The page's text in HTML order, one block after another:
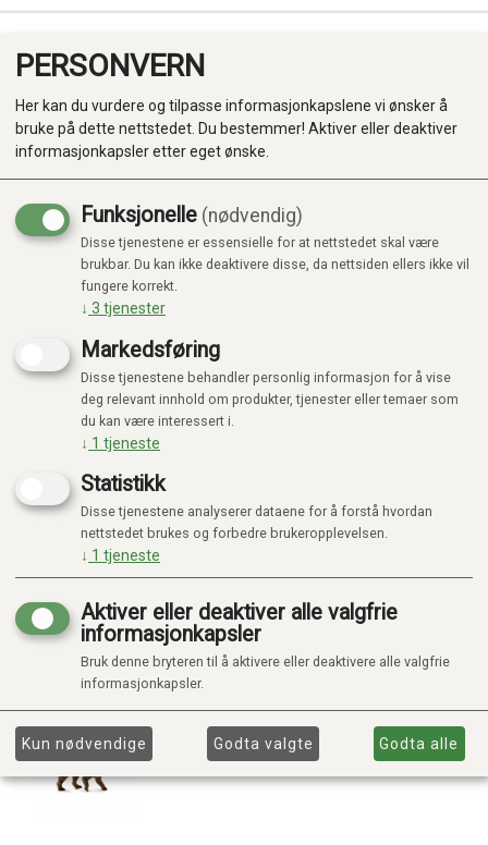
Produkter
Kategorier
PERSONVERN
Her kan du vurdere og tilpasse informasjonkapslene vi ønsker å
bruke på dette nettstedet. Du bestemmer! Aktiver eller deaktiver
informasjonkapsler etter eget ønske.
Funksjonelle (nødvendig)
Disse tjenestene er essensielle for at nettstedet skal være
brukbar. Du kan ikke deaktivere disse, da nettsiden ellers ikke vil
fungere korrekt.
↓ 3 tjenester
Markedsføring
Disse tjenestene behandler personlig informasjon for å vise
deg relevant innhold om produkter, tjenester eller temaer som
du kan være interessert i.
↓ 1 tjeneste
Statistikk
Disse tjenestene analyserer dataene for å forstå hvordan
nettstedet brukes og forbedre brukeropplevelsen.
↓ 1 tjeneste
Aktiver eller deaktiver alle valgfrie
informasjonkapsler
Bruk denne bryteren til å aktivere eller deaktivere alle valgfrie
informasjonkapsler.
Kun nødvendige Godta valgte Godta alle